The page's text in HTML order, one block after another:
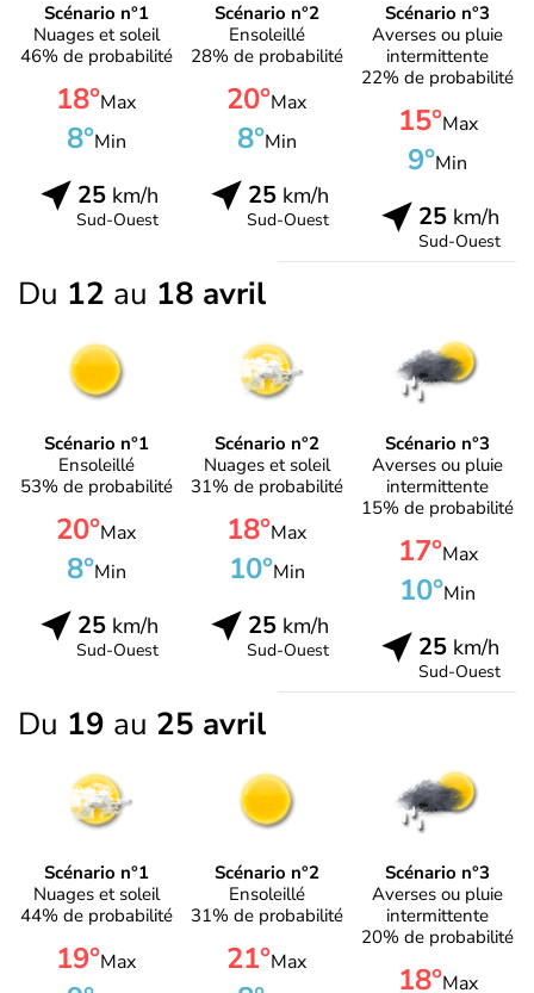
Scénario n°1
Nuages et soleil
46% de probabilité
18°Max
8°Min
25km/h
Sud-Ouest
Scénario n°2
Ensoleillé
28% de probabilité
20°Max
8°Min
25km/h
Sud-Ouest
Scénario n°3
Averses ou pluie
intermittente
22% de probabilité
15°Max
9°Min
25 km/h
Sud-Ouest
Du 12 au 18 avril
Scénario n°1
Ensoleillé
53% de probabilité
20°Max
8°Min
25km/h
Sud-Ouest
Scénario n°2
Nuages et soleil
31% de probabilité
18°Max
10°Min
25km/h
Sud-Ouest
Scénario n°3
Averses ou pluie
intermittente
15% de probabilité
17°Max
10°Min
25 km/h
Sud-Ouest
Du 19 au 25 avril
Scénario n°1
Nuages et soleil
44% de probabilité
19°Max
Scénario n°2
Ensoleillé
31% de probabilité
21°Max
Scénario n°3
Averses ou pluie
intermittente
20% de probabilité
18°Max